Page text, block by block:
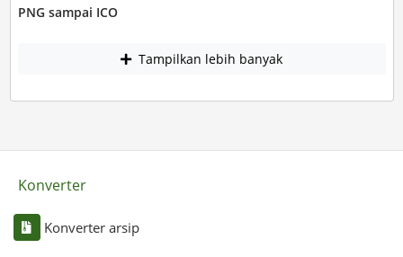
PNG sampai ICO
Tampilkan lebih banyak
Konverter
Konverter arsip